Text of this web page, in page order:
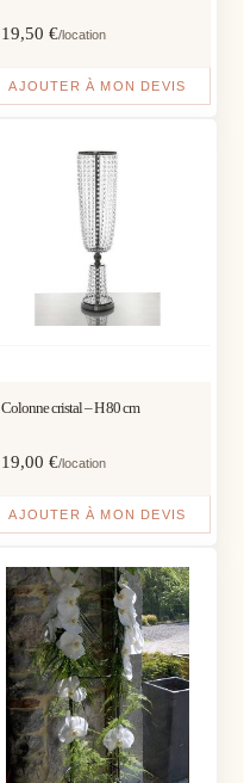
19,50 €/location
AJOUTER À MON DEVIS
Colonne cristal – H 80 cm
19,00 €/location
AJOUTER À MON DEVIS